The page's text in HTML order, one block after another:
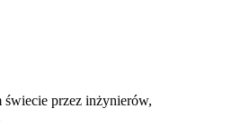
świecie przez inżynierów,